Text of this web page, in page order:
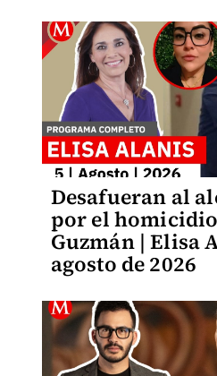
Desafueran al
por el
Guzmán | Elisa
agosto de 2026